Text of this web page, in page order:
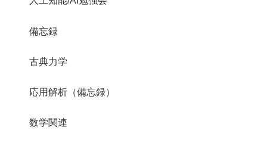
備忘録
古典力学
応用解析（備忘録）
数学関連